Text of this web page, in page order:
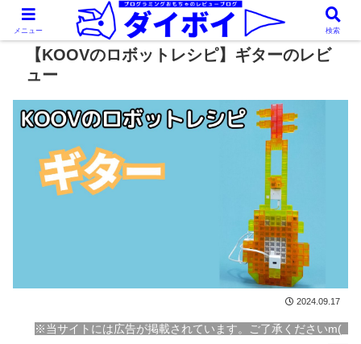
【KOOVのロボットレシピ】ギターのレビ
ュー
2024.09.17
※当サイトには広告が掲載されています。ご了承くださいm(_
メニュー 検索